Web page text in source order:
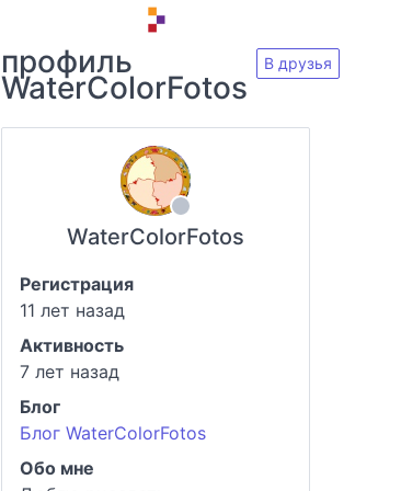
профиль
WaterColorFotos
В друзья
WaterColorFotos
Регистрация
11 лет назад
Активность
7 лет назад
Блог
Блог WaterColorFotos
Обо мне